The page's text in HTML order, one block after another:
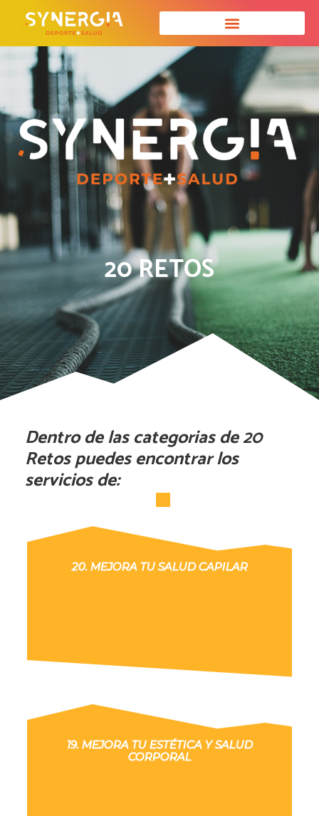
20 RETOS
Dentro de las categorias de 20
Retos puedes encontrar los
servicios de:
20. MEJORA TU SALUD CAPILAR
19. MEJORA TU ESTÉTICA Y SALUD
CORPORAL